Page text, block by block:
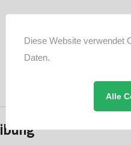
Diese Website verwendet
Daten.
Alle